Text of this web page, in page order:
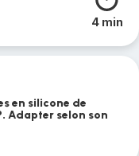
4 min
en silicone de
Adapter selon son